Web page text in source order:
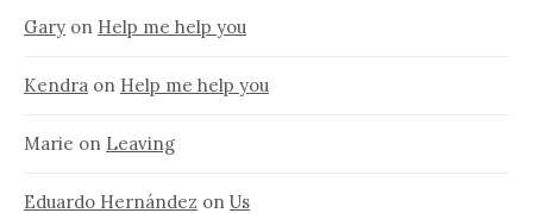
Gary on Help me help you
Kendra on Help me help you
Marie on Leaving
Eduardo Hernández on Us